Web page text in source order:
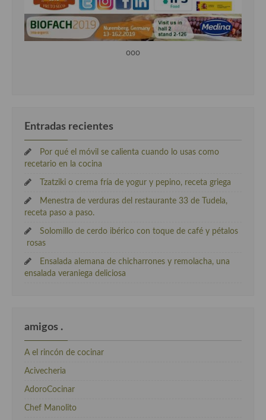
ooo
Entradas recientes
Por qué el móvil se calienta cuando lo usas como
recetario en la cocina
Tzatziki o crema fría de yogur y pepino, receta griega
Menestra de verduras del restaurante 33 de Tudela,
receta paso a paso.
Solomillo de cerdo ibérico con toque de café y pétalos
rosas
Ensalada alemana de chicharrones y remolacha, una
ensalada veraniega deliciosa
amigos .
A el rincón de cocinar
Acivecheria
AdoroCocinar
Chef Manolito